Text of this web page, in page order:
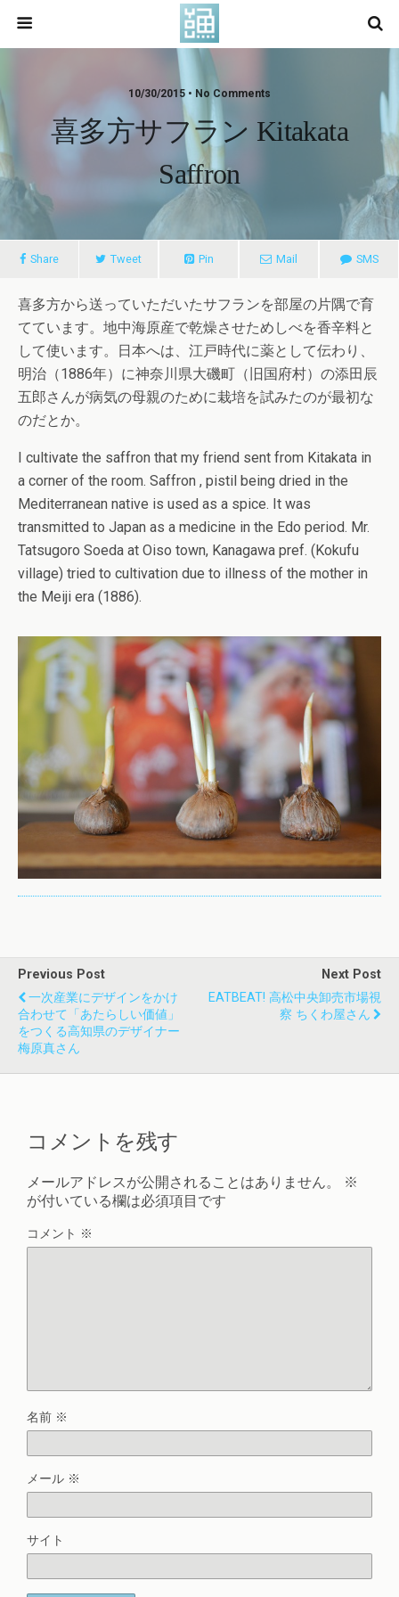
10/30/2015 • No Comments
喜多方サフラン Kitakata
Saffron
Share Tweet Pin Mail SMS
喜多方から送っていただいたサフランを部屋の片隅で育
てています。地中海原産で乾燥させためしべを香辛料と
して使います。日本へは、江戸時代に薬として伝わり、
明治（1886年）に神奈川県大磯町（旧国府村）の添田辰
五郎さんが病気の母親のために栽培を試みたのが最初な
のだとか。
I cultivate the saffron that my friend sent from Kitakata in
a corner of the room. Saffron , pistil being dried in the
Mediterranean native is used as a spice. It was
transmitted to Japan as a medicine in the Edo period. Mr.
Tatsugoro Soeda at Oiso town, Kanagawa pref. (Kokufu
village) tried to cultivation due to illness of the mother in
the Meiji era (1886).
Previous Post
一次産業にデザインをかけ
合わせて「あたらしい価値」
をつくる高知県のデザイナー
梅原真さん
Next Post
EATBEAT! 高松中央卸売市場視
察 ちくわ屋さん
コメントを残す
メールアドレスが公開されることはありません。
※
が付いている欄は必須項目です
コメント ※
名前 ※
メール ※
サイト